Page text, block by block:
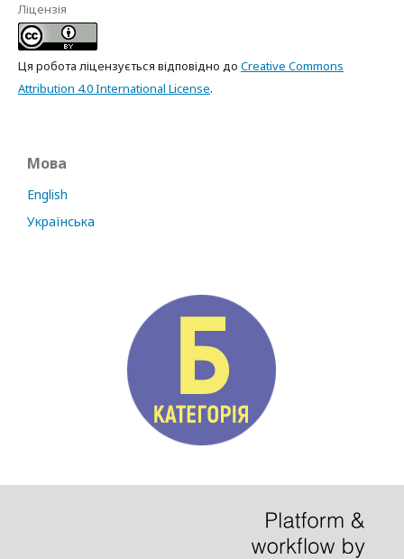
Ліцензія
Ця робота ліцензується відповідно до Creative Commons
Attribution 4.0 International License.
Мова
English
Українська